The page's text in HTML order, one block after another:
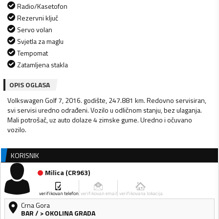
Radio/Kasetofon
Rezervni ključ
Servo volan
Svjetla za maglu
Tempomat
Zatamljena stakla
OPIS OGLASA
Volkswagen Golf 7, 2016. godište, 247.881 km. Redovno servisiran,
svi servisi uredno odrađeni. Vozilo u odličnom stanju, bez ulaganja.
Mali potrošač, uz auto dolaze 4 zimske gume. Uredno i očuvano
vozilo.
KORISNIK
Milica(CR963)
verifikovan telefon verifikovan email verifikovana lokacija
Crna Gora
BAR/ > OKOLINA GRADA